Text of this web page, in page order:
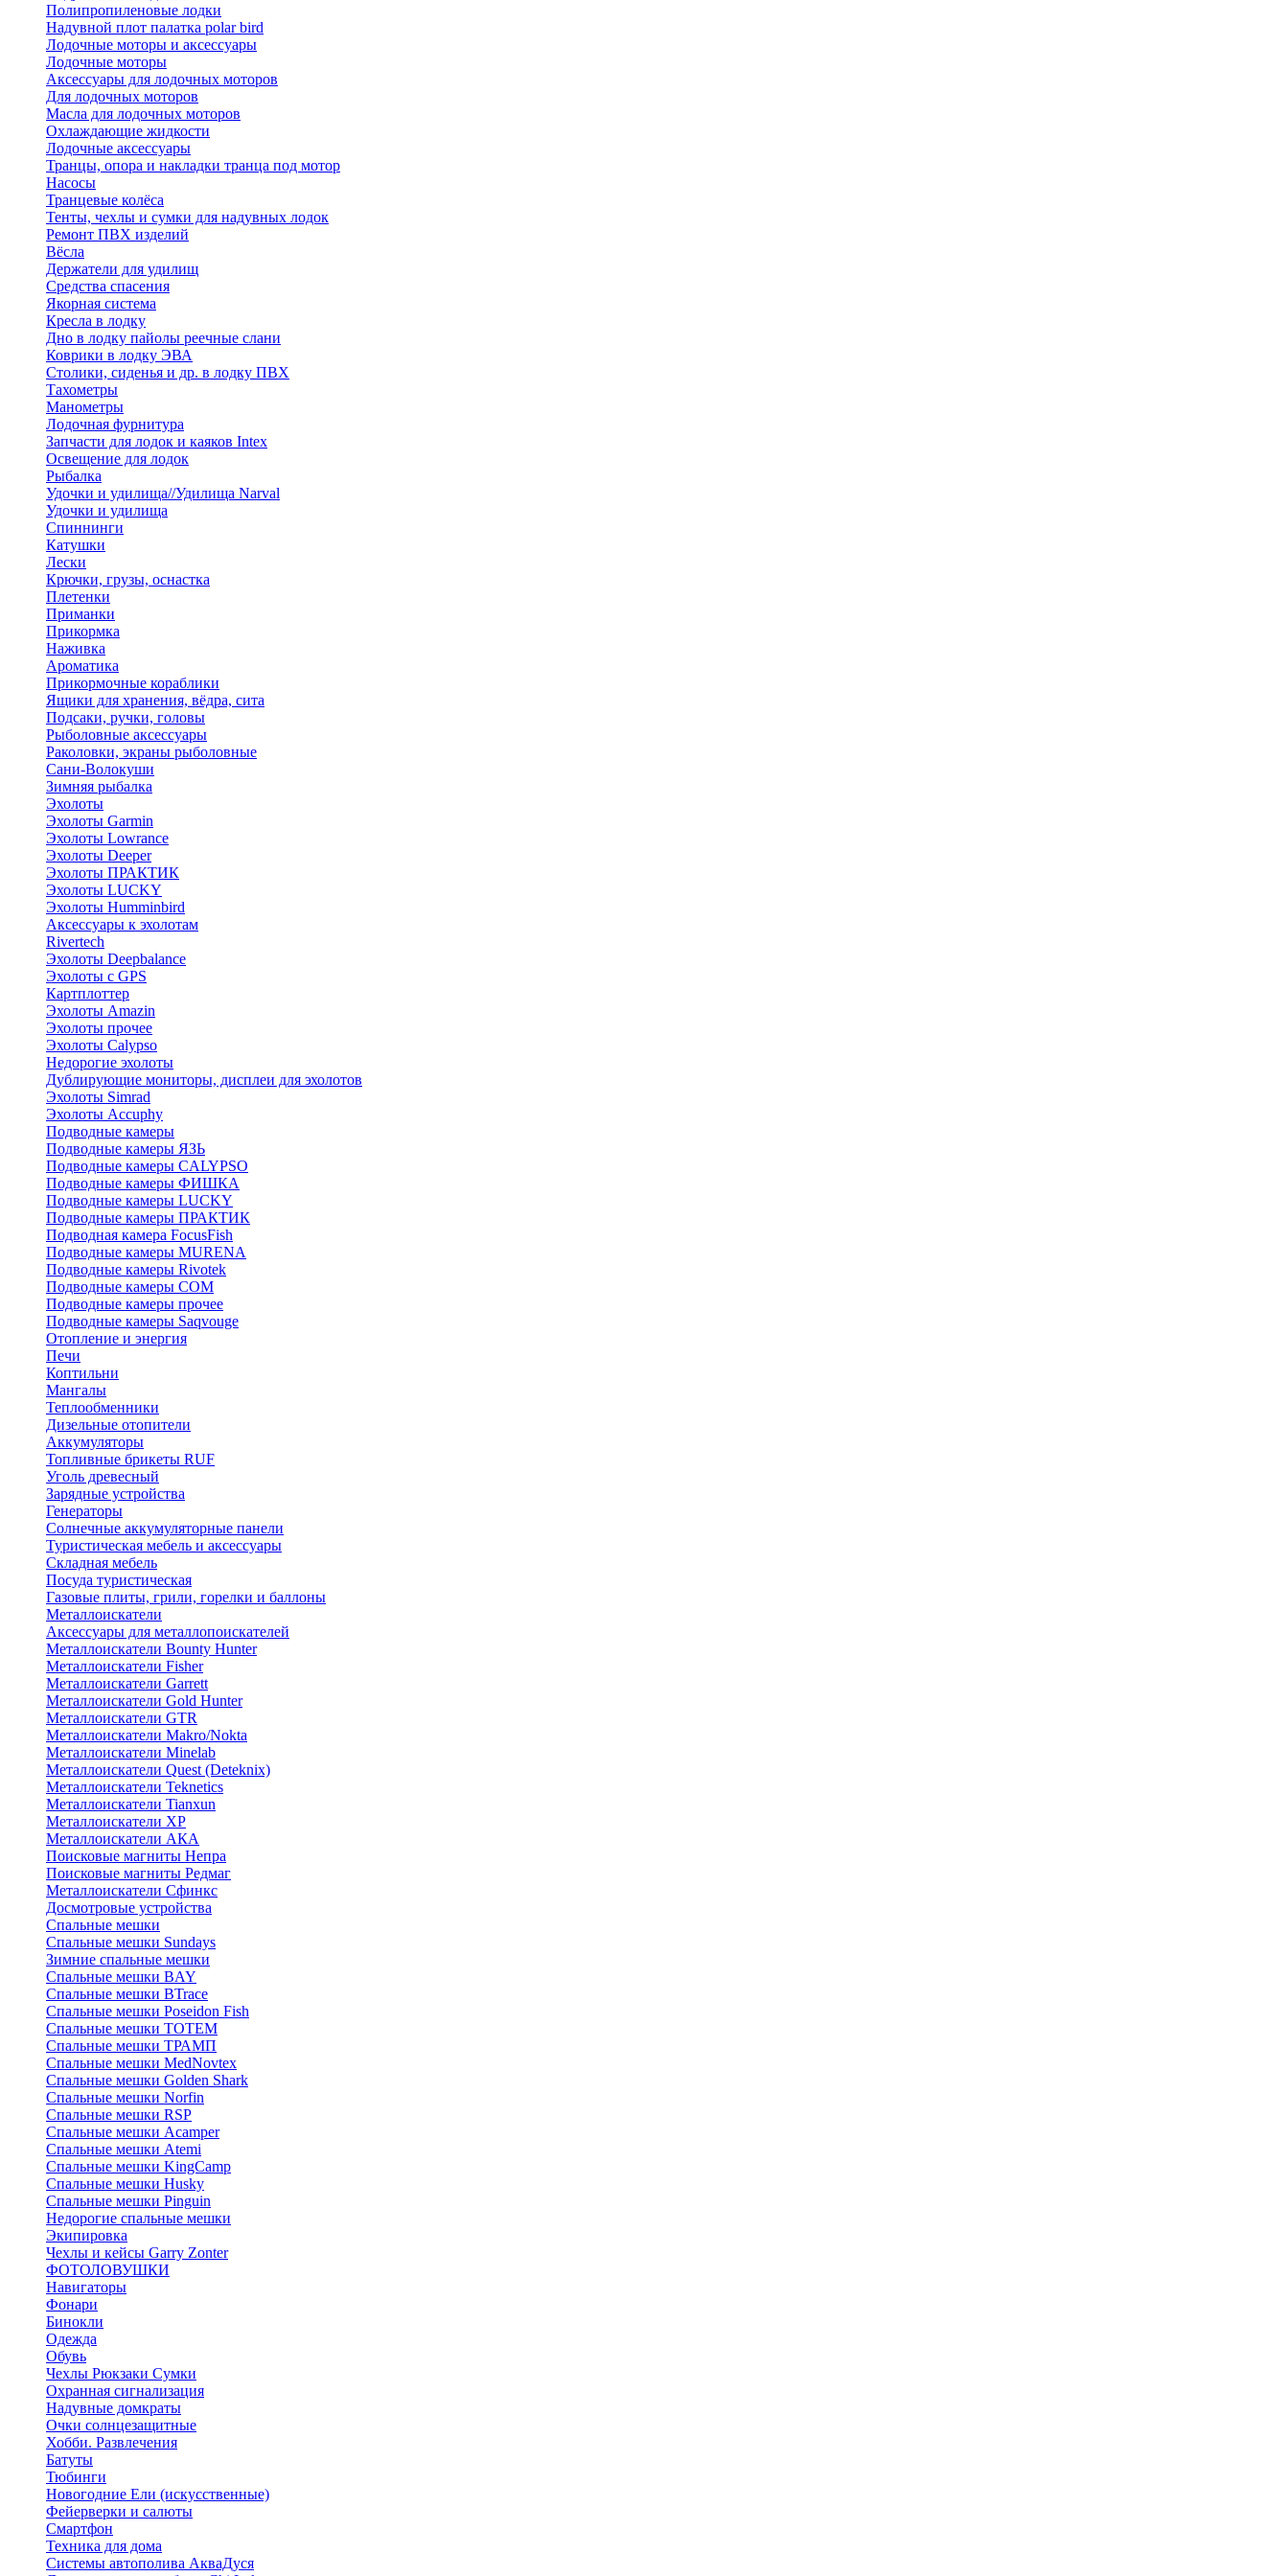
Полипропиленовые лодки
Надувной плот палатка polar bird
Лодочные моторы и аксессуары
Лодочные моторы
Аксессуары для лодочных моторов
Для лодочных моторов
Масла для лодочных моторов
Охлаждающие жидкости
Лодочные аксессуары
Транцы, опора и накладки транца под мотор
Насосы
Транцевые колёса
Тенты, чехлы и сумки для надувных лодок
Ремонт ПВХ изделий
Вёсла
Держатели для удилищ
Средства спасения
Якорная система
Кресла в лодку
Дно в лодку пайолы реечные слани
Коврики в лодку ЭВА
Столики, сиденья и др. в лодку ПВХ
Тахометры
Манометры
Лодочная фурнитура
Запчасти для лодок и каяков Intex
Освещение для лодок
Рыбалка
Удочки и удилища//Удилища Narval
Удочки и удилища
Спиннинги
Катушки
Лески
Крючки, грузы, оснастка
Плетенки
Приманки
Прикормка
Наживка
Ароматика
Прикормочные кораблики
Ящики для хранения, вёдра, сита
Подсаки, ручки, головы
Рыболовные аксессуары
Раколовки, экраны рыболовные
Сани-Волокуши
Зимняя рыбалка
Эхолоты
Эхолоты Garmin
Эхолоты Lowrance
Эхолоты Deeper
Эхолоты ПРАКТИК
Эхолоты LUCKY
Эхолоты Humminbird
Аксессуары к эхолотам
Rivertech
Эхолоты Deepbalance
Эхолоты с GPS
Картплоттер
Эхолоты Amazin
Эхолоты прочее
Эхолоты Calypso
Недорогие эхолоты
Дублирующие мониторы, дисплеи для эхолотов
Эхолоты Simrad
Эхолоты Accuphy
Подводные камеры
Подводные камеры ЯЗЬ
Подводные камеры CALYPSO
Подводные камеры ФИШКА
Подводные камеры LUCKY
Подводные камеры ПРАКТИК
Подводная камера FocusFish
Подводные камеры MURENA
Подводные камеры Rivotek
Подводные камеры СОМ
Подводные камеры прочее
Подводные камеры Saqvouge
Отопление и энергия
Печи
Коптильни
Мангалы
Теплообменники
Дизельные отопители
Аккумуляторы
Топливные брикеты RUF
Уголь древесный
Зарядные устройства
Генераторы
Солнечные аккумуляторные панели
Туристическая мебель и аксессуары
Складная мебель
Посуда туристическая
Газовые плиты, грили, горелки и баллоны
Металлоискатели
Аксессуары для металлопоискателей
Металлоискатели Bounty Hunter
Металлоискатели Fisher
Металлоискатели Garrett
Металлоискатели Gold Hunter
Металлоискатели GTR
Металлоискатели Makro/Nokta
Металлоискатели Minelab
Металлоискатели Quest (Deteknix)
Металлоискатели Teknetics
Металлоискатели Tianxun
Металлоискатели XP
Металлоискатели АКА
Поисковые магниты Непра
Поисковые магниты Редмаг
Металлоискатели Сфинкс
Досмотровые устройства
Спальные мешки
Спальные мешки Sundays
Зимние спальные мешки
Спальные мешки BAY
Спальные мешки BTrace
Спальные мешки Poseidon Fish
Спальные мешки ТОТЕМ
Спальные мешки ТРАМП
Cпальные мешки MedNovtex
Спальные мешки Golden Shark
Спальные мешки Norfin
Спальные мешки RSP
Спальные мешки Acamper
Спальные мешки Atemi
Спальные мешки KingCamp
Спальные мешки Husky
Спальные мешки Pinguin
Недорогие спальные мешки
Экипировка
Чехлы и кейсы Garry Zonter
ФОТОЛОВУШКИ
Навигаторы
Фонари
Бинокли
Одежда
Обувь
Чехлы Рюкзаки Сумки
Охранная сигнализация
Надувные домкраты
Очки солнцезащитные
Хобби. Развлечения
Батуты
Тюбинги
Новогодние Ели (искусственные)
Фейерверки и салюты
Смартфон
Техника для дома
Системы автополива АкваДуся